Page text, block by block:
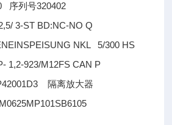
序列号320402
3-ST BD:NC-NO Q
NKL 5/300 HS
1,2-923/M12FS CAN P
隔离放大器